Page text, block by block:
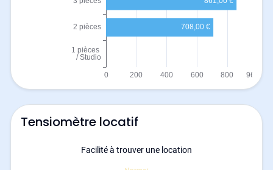
Tensiomètre locatif
Facilité à trouver une location